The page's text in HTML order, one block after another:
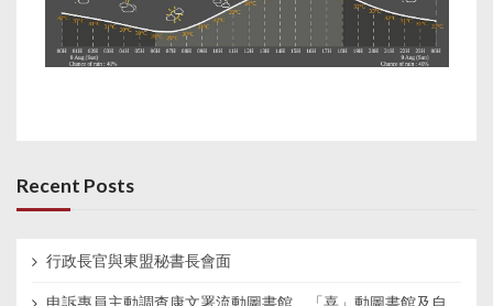
Recent Posts
行政長官與東盟秘書長會面